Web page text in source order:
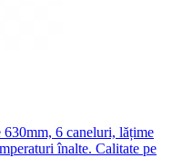
6 caneluri, lățime
înalte. Calitate pe